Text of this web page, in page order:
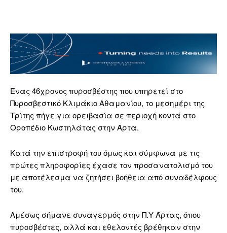
Ένας 46χρονος πυροσβέστης που υπηρετεί στο
Πυροσβεστικό Κλιμάκιο Αθαμανίου, το μεσημέρι της
Τρίτης πήγε για ορειβασία σε περιοχή κοντά στο
Οροπέδιο Κωστηλάτας στην Άρτα.
Κατά την επιστροφή του όμως και σύμφωνα με τις
πρώτες πληροφορίες έχασε τον προσανατολισμό του
με αποτέλεσμα να ζητήσει βοήθεια από συναδέλφους
του.
Αμέσως σήμανε συναγερμός στην Π.Υ Άρτας, όπου
πυροσβέστες, αλλά και εθελοντές βρέθηκαν στην